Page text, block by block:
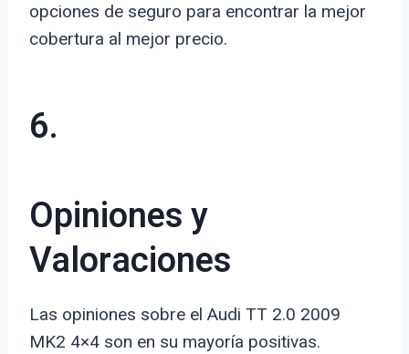
opciones de seguro para encontrar la mejor
cobertura al mejor precio.
6.
Opiniones y
Valoraciones
Las opiniones sobre el Audi TT 2.0 2009
MK2 4×4 son en su mayoría positivas.